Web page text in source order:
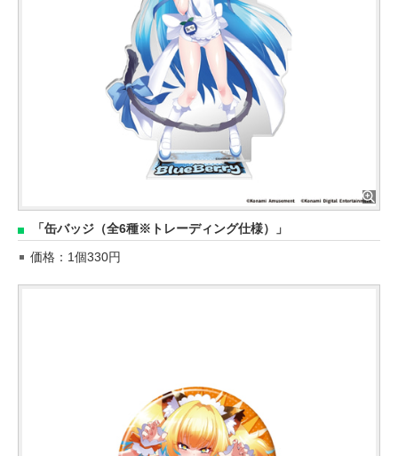
「缶バッジ（全6種※トレーディング仕様）」
価格：1個330円